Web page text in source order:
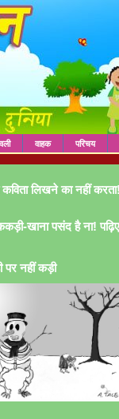
वाहक परिचय
लिखने का नहीं
खाना पसंद है ना!
नहीं कड़ी